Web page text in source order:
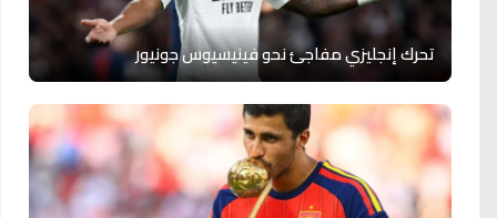
تحرك إنجليزي مفاجئ نحو فينيسيوس جونيور